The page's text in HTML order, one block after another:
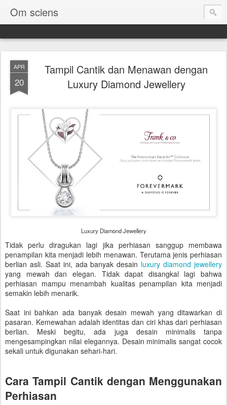
Om sciens
APR
20
Tampil Cantik dan Menawan dengan
Luxury Diamond Jewellery
Luxury Diamond Jewellery
Tidak perlu diragukan lagi jika perhiasan sanggup membawa
penampilan kita menjadi lebih menawan. Terutama jenis perhiasan
berlian asli. Saat ini, ada banyak desain luxury diamond jewellery
yang mewah dan elegan. Tidak dapat disangkal lagi bahwa
perhiasan mampu menambah kualitas penampilan kita menjadi
semakin lebih menarik.
Saat ini bahkan ada banyak desain mewah yang ditawarkan di
pasaran. Kemewahan adalah identitas dan ciri khas dari perhiasan
berlian. Meski begitu, ada juga desain minimalis tanpa
mengesampingkan nilai elegannya. Desain minimalis sangat cocok
sekali untuk digunakan sehari-hari.
Cara Tampil Cantik dengan Menggunakan
Perhiasan